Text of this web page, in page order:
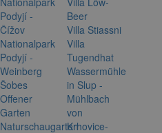
Podyjí -
Čížov
Nationalpark
Podyjí -
Weinberg
Šobes
Offener
Garten
Naturschaugarten
Beer
Villa Stiassni
Villa
Tugendhat
Wassermühle
in Slup -
Mühlbach
von
Krhovice-